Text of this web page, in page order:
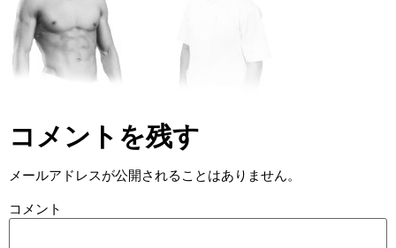
コメントを残す
メールアドレスが公開されることはありません。
コメント